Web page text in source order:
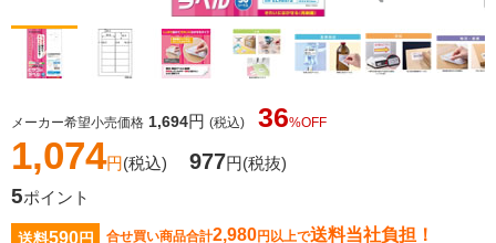
メーカー希望小売価格 1,694円 (税込) 36%OFF
1,074円(税込) 977円(税抜)
5ポイント
送料590円 合せ買い商品合計2,980円以上で送料当社負担！